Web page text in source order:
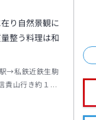
り自然景観に
整う料理は和
→私鉄近鉄生駒
貴山行き約１０